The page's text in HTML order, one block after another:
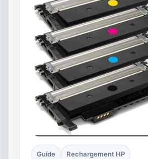
Guide Rechargement HP